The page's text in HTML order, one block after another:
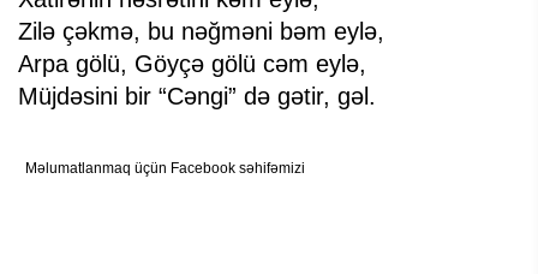
Zilə çəkmə, bu nəğməni bəm eylə,
Arpa gölü, Göyçə gölü cəm eylə,
Müjdəsini bir “Cəngi” də gətir, gəl.
Məlumatlanmaq üçün Facebook səhifəmizi